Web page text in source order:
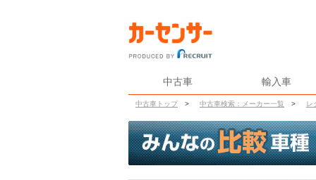
中古車 輸入車
中古車トップ > 中古車検索：メーカー一覧 > レ